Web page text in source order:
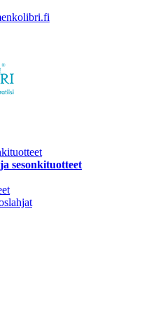
sesonkituotteet